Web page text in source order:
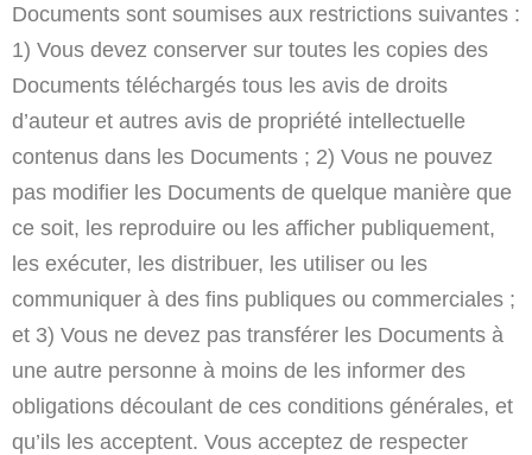
Documents sont soumises aux restrictions suivantes :
1) Vous devez conserver sur toutes les copies des
Documents téléchargés tous les avis de droits
d’auteur et autres avis de propriété intellectuelle
contenus dans les Documents ; 2) Vous ne pouvez
pas modifier les Documents de quelque manière que
ce soit, les reproduire ou les afficher publiquement,
les exécuter, les distribuer, les utiliser ou les
communiquer à des fins publiques ou commerciales ;
et 3) Vous ne devez pas transférer les Documents à
une autre personne à moins de les informer des
obligations découlant de ces conditions générales, et
qu’ils les acceptent. Vous acceptez de respecter